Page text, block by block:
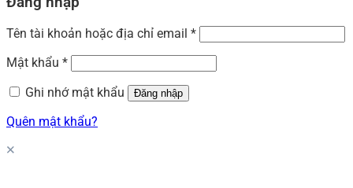
Tên tài khoản hoặc địa chỉ email *
Mật khẩu *
Ghi nhớ mật khẩu
Đăng nhập
Quên mật khẩu?